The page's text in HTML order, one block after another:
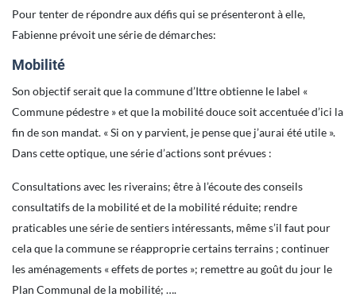
Pour tenter de répondre aux défis qui se présenteront à elle,
Fabienne prévoit une série de démarches:
Mobilité
Son objectif serait que la commune d’Ittre obtienne le label «
Commune pédestre » et que la mobilité douce soit accentuée d’ici la
fin de son mandat. « Si on y parvient, je pense que j’aurai été utile ».
Dans cette optique, une série d’actions sont prévues :
Consultations avec les riverains; être à l’écoute des conseils
consultatifs de la mobilité et de la mobilité réduite; rendre
praticables une série de sentiers intéressants, même s’il faut pour
cela que la commune se réapproprie certains terrains ; continuer
les aménagements « effets de portes »; remettre au goût du jour le
Plan Communal de la mobilité; ….